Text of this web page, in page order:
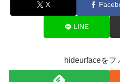
X
LINE
hideurfaceをフ